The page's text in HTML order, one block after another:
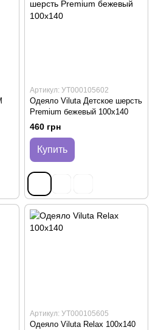
Артикул: УТ000105602
Одеяло Viluta Детское шерсть
Premium бежевый 100х140
460 грн
Купить
Артикул: УТ000105605
Одеяло Viluta Relax 100х140